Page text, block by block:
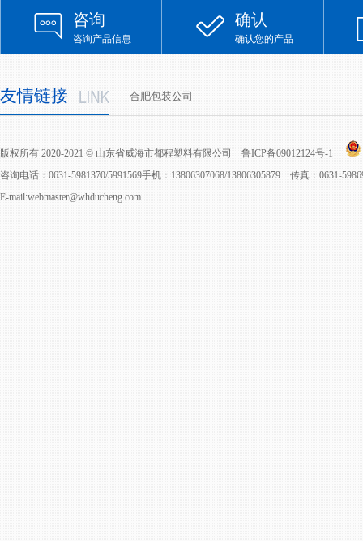
咨询
咨询产品信息
确认
确认您的产品
友情链接 合肥包装公司
版权所有 2020-2021 © 山东省威海市都程塑料有限公司 鲁ICP备09012124号-1
咨询电话：0631-5981370/5991569手机：13806307068/13806305879 传真：0631-
E-mail:webmaster@whducheng.com